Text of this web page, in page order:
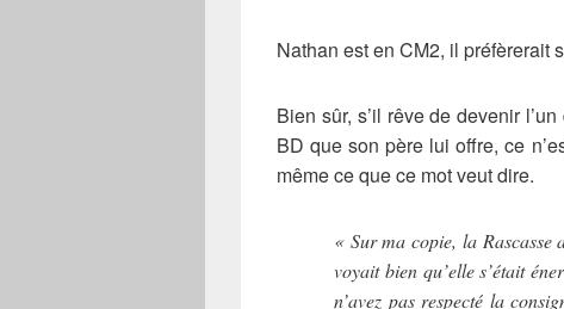
Nathan est en CM2, il préfèrerait
Bien sûr, s’il rêve de devenir
BD que son père lui offre, ce
même ce que ce mot veut dire.
« Sur ma copie, la
voyait bien qu’elle s’était
n’avez pas respecté la